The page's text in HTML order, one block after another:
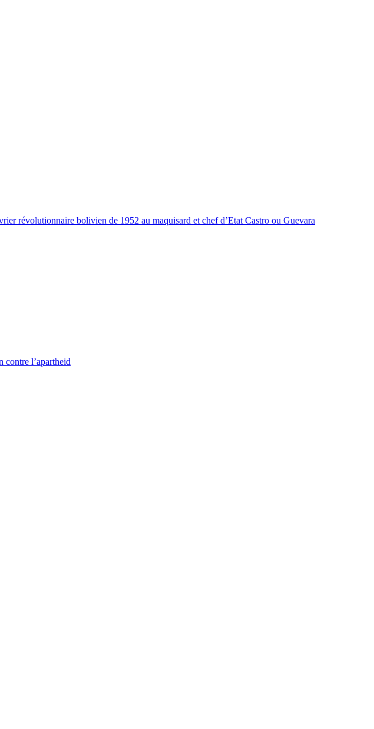
révolutionnaire bolivien de 1952 au maquisard et chef d’Etat Castro ou Guevara
contre l’apartheid